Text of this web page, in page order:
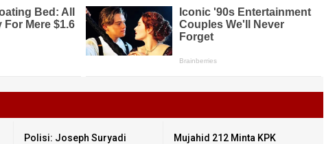
Polisi: Joseph Suryadi
Mujahid 212 Minta KPK